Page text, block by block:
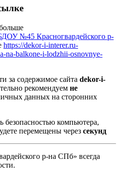
№45 Красногвардейского р-
https://dekor-i-interer.ru-
na-balkone-i-lodzhii-osnovnye-
за содержимое сайта dekor-i-
рекомендуем не
данных на сторонних
безопасностью компьютера,
перемещены через секунд
р-на СПб» всегда